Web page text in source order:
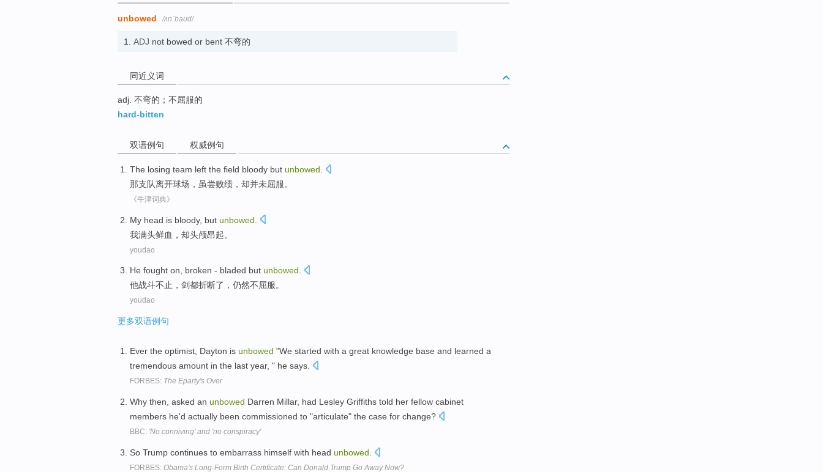
unbowed /ʌnˈbaʊd/
1. ADJ not bowed or bent 不弯的
同近义词
adj. 不弯的；不屈服的
hard-bitten
双语例句 权威例句
The losing team left the field bloody but unbowed
那支队离开球场 ，虽尝败绩， 却并未屈服。
《牛津词典》
My head is bloody, but unbowed
我满头鲜血 ， 却头颅昂起。
youdao
He fought on, broken - bladed but unbowed.
他战斗不止， 剑都折断了，仍然不屈服。
youdao
更多双语例句
Ever the optimist, Dayton is unbowed "We started with a great knowledge base and learned a
tremendous amount in the last year, " he says.
FORBES: The Eparty's Over
Why then, asked an unbowed Darren Millar, had Lesley Griffiths told her fellow cabinet
members he'd actually been commissioned to "articulate" the case for change?
BBC: 'No conniving' and 'no conspiracy'
So Trump continues to embarrass himself with head unbowed
FORBES: Obama's Long-Form Birth Certificate: Can Donald Trump Go Away Now?